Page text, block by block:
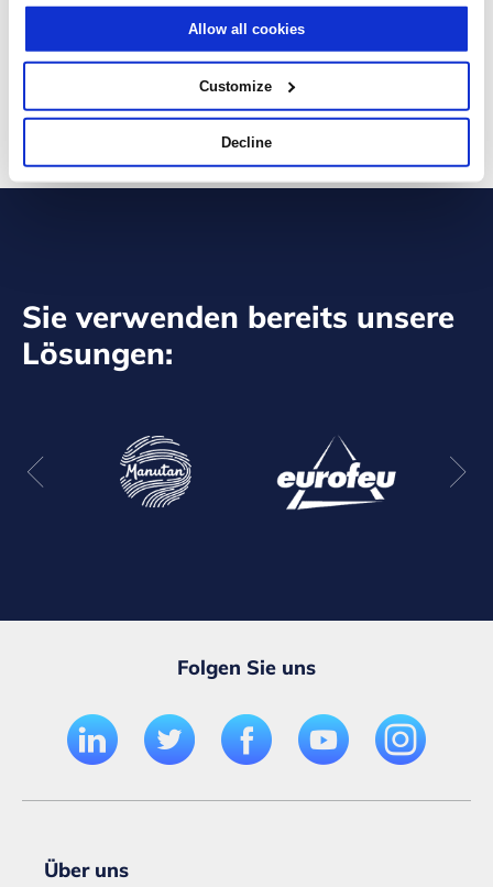
Allow all cookies
Customize
Decline
Mit dem Absenden des Kontaktformulars erkläre ich mich
Marketing-Cookies gesetzt werden.
SENDEN
Sie verwenden bereits unsere
Lösungen:
Folgen Sie uns
Über uns